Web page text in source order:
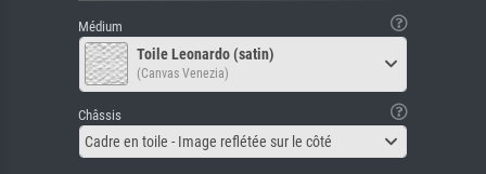
Médium
Toile Leonardo (satin)
(Canvas Venezia)
Châssis
Cadre en toile - Image reflétée sur le côté